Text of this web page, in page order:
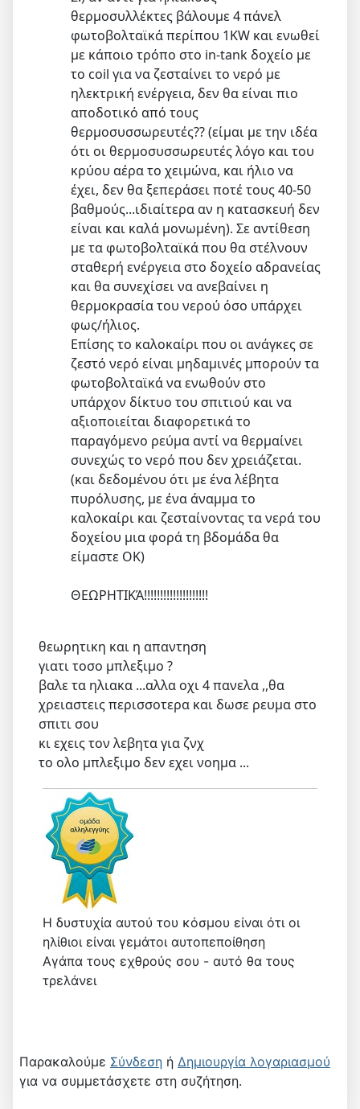
θερμοσυλλέκτες βάλουμε 4 πάνελ
φωτοβολταϊκά περίπου 1KW και ενωθεί
με κάποιο τρόπο στο in-tank δοχείο με
το coil για να ζεσταίνει το νερό με
ηλεκτρική ενέργεια, δεν θα είναι πιο
αποδοτικό από τους
θερμοσυσσωρευτές?? (είμαι με την ιδέα
ότι οι θερμοσυσσωρευτές λόγο και του
κρύου αέρα το χειμώνα, και ήλιο να
έχει, δεν θα ξεπεράσει ποτέ τους 40-50
βαθμούς...ιδιαίτερα αν η κατασκευή δεν
είναι και καλά μονωμένη). Σε αντίθεση
με τα φωτοβολταϊκά που θα στέλνουν
σταθερή ενέργεια στο δοχείο αδρανείας
και θα συνεχίσει να ανεβαίνει η
θερμοκρασία του νερού όσο υπάρχει
φως/ήλιος.
Επίσης το καλοκαίρι που οι ανάγκες σε
ζεστό νερό είναι μηδαμινές μπορούν τα
φωτοβολταϊκά να ενωθούν στο
υπάρχον δίκτυο του σπιτιού και να
αξιοποιείται διαφορετικά το
παραγόμενο ρεύμα αντί να θερμαίνει
συνεχώς το νερό που δεν χρειάζεται.
(και δεδομένου ότι με ένα λέβητα
πυρόλυσης, με ένα άναμμα το
καλοκαίρι και ζεσταίνοντας τα νερά του
δοχείου μια φορά τη βδομάδα θα
είμαστε OK)
ΘΕΩΡΗΤΙΚΆ!!!!!!!!!!!!!!!!!!!!
θεωρητικη και η απαντηση
γιατι τοσο μπλεξιμο ?
βαλε τα ηλιακα ...αλλα οχι 4 πανελα ,,θα
χρειαστεις περισσοτερα και δωσε ρευμα στο
σπιτι σου
κι εχεις τον λεβητα για ζνχ
το ολο μπλεξιμο δεν εχει νοημα ...
Η δυστυχία αυτού του κόσμου είναι ότι οι
ηλίθιοι είναι γεμάτοι αυτοπεποίθηση
Αγάπα τους εχθρούς σου - αυτό θα τους
τρελάνει
Παρακαλούμε Σύνδεση ή Δημιουργία λογαριασμού
για να συμμετάσχετε στη συζήτηση.